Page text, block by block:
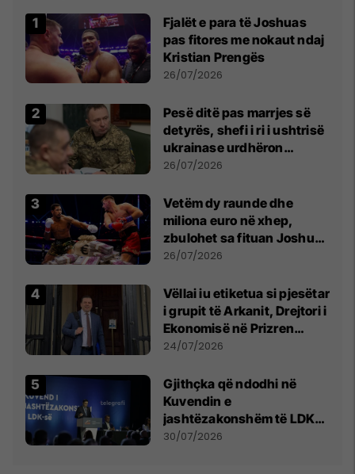
Fjalët e para të Joshuas
pas fitores me nokaut ndaj
Kristian Prengës
26/07/2026
Pesë ditë pas marrjes së
detyrës, shefi i ri i ushtrisë
ukrainase urdhëron
kontroll të madh
26/07/2026
Vetëm dy raunde dhe
miliona euro në xhep,
zbulohet sa fituan Joshua
e Prenga
26/07/2026
Vëllai iu etiketua si pjesëtar
i grupit të Arkanit, Drejtori i
Ekonomisë në Prizren
mohon pretendimet
24/07/2026
Gjithçka që ndodhi në
Kuvendin e
jashtëzakonshëm të LDK-
së
30/07/2026